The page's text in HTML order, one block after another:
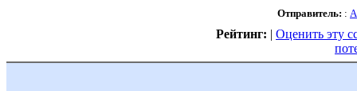
Отправитель: :
Рейтинг: | Оценить эту